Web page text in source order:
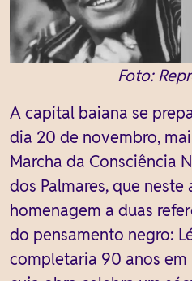
Foto:
A capital baiana se
dia 20 de novembro,
Marcha da Consciência
dos Palmares, que neste
homenagem a duas
do pensamento negro:
completaria 90 anos em